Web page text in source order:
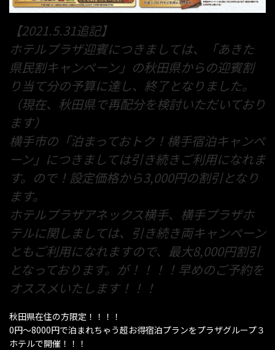
【2021.5.31追記】
ホテルプラザ迎賓につきましては、「あきた
県民割キャンペーン」の秋田県からの迎賓割
り当て分の予算に達し、終了となりました。
（現在、秋田県で再配分を検討いただいており
ます）
横手市の「泊まっておトク！横手宿泊キャンペ
ーン」につきましては引き続きご利用になれま
す。ので！設定価格から3,000円の割引となり
ます。
ホテルプラザアネックス横手、横手プラザホ
テルに関しましては、引き続き両キャンペーン
ともご利用になれますので、最大8,000円割引
となっております。が！！！！早めのご予約を
オススメいたします！！！
秋田県在住の方限定！！！！
0円〜8000円で泊まれちゃう超お得宿泊プランをプラザグループ３
ホテルで開催！！！